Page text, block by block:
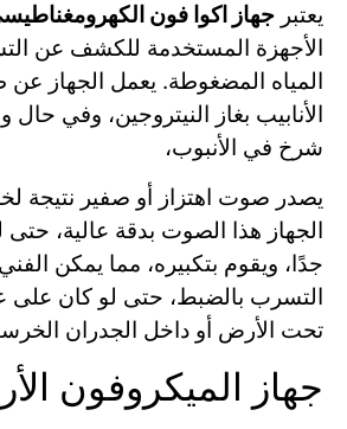
يعتبر جهاز اكوا فون
الأجهزة المستخدمة للكشف عن
المياه المضغوطة. يعمل الجهاز
الأنابيب بغاز النيتروجين، وفي
شرخ في الأنبوب،
يصدر صوت اهتزاز أو صفير نتيجة
الجهاز هذا الصوت بدقة عالية،
جدًا، ويقوم بتكبيره، مما يمكن
التسرب بالضبط، حتى لو كان على
تحت الأرض أو داخل الجدران
جهاز الميكروفون